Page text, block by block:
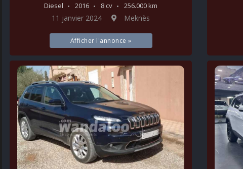
Diesel 2016 8 cv 256.000 km
11 janvier 2024 Meknès
Afficher l'annonce »